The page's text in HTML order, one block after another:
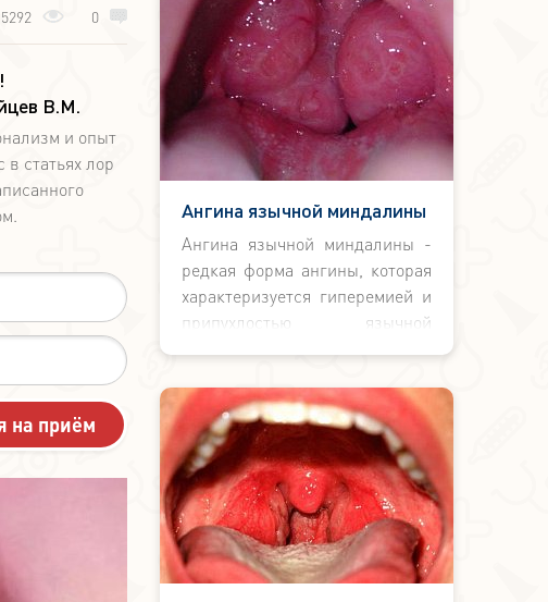
5292 0
В.М.
и опыт
в статьях лор
Ангина язычной миндалины
Ангина язычной миндалины -
редкая форма ангины, которая
характеризуется гиперемией и
припухлостью язычной
болью при высовывании языка.